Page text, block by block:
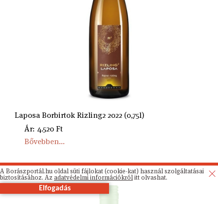
Laposa Borbirtok Rizling2 2022 (0,75l)
Ár: 4.520 Ft
Bővebben...
A Borászportál.hu oldal süti fájlokat (cookie-kat) használ szolgáltatásai
biztosításához. Az adatvédelmi információkrólitt olvashat.
Elfogadás